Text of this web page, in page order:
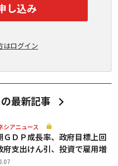
し込み
はログイン
最新記事
シアニュース
ＧＤＰ成長率、政府目標上回
府支出けん引、投資で雇用増